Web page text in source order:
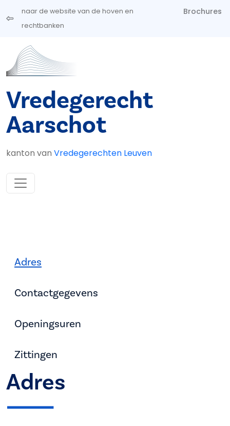
Overslaan en naar de inhoud gaan
naar de website van de hoven en
rechtbanken
Brochures
Vredegerecht
Aarschot
kanton van Vredegerechten Leuven
Adres
Contactgegevens
Openingsuren
Zittingen
Adres